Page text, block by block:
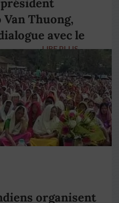
Thuong,
avec le
LIRE PLUS →
organisent